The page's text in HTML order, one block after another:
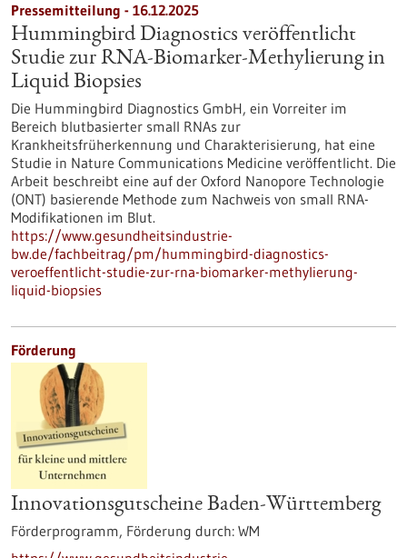
Pressemitteilung - 16.12.2025
Hummingbird Diagnostics veröffentlicht
Studie zur RNA-Biomarker-Methylierung in
Liquid Biopsies
Die Hummingbird Diagnostics GmbH, ein Vorreiter im
Bereich blutbasierter small RNAs zur
Krankheitsfrüherkennung und Charakterisierung, hat eine
Studie in Nature Communications Medicine veröffentlicht. Die
Arbeit beschreibt eine auf der Oxford Nanopore Technologie
(ONT) basierende Methode zum Nachweis von small RNA-
Modifikationen im Blut.
https://www.gesundheitsindustrie-
bw.de/fachbeitrag/pm/hummingbird-diagnostics-
veroeffentlicht-studie-zur-rna-biomarker-methylierung-
liquid-biopsies
Förderung
Innovationsgutscheine Baden-Württemberg
Förderprogramm, Förderung durch: WM